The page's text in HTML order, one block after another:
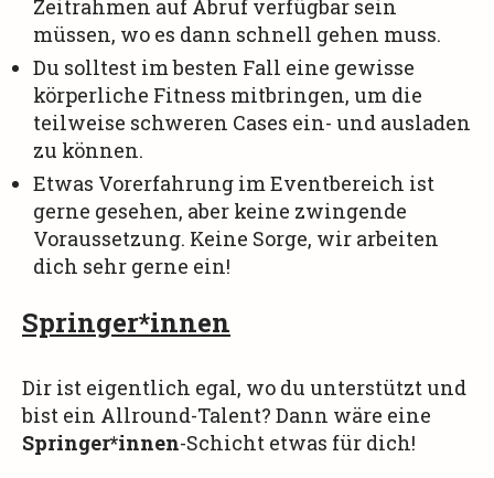
Zeitrahmen auf Abruf verfügbar sein
müssen, wo es dann schnell gehen muss.
Du solltest im besten Fall eine gewisse
körperliche Fitness mitbringen, um die
teilweise schweren Cases ein- und ausladen
zu können.
Etwas Vorerfahrung im Eventbereich ist
gerne gesehen, aber keine zwingende
Voraussetzung. Keine Sorge, wir arbeiten
dich sehr gerne ein!
Springer*innen
Dir ist eigentlich egal, wo du unterstützt und
bist ein Allround-Talent? Dann wäre eine
Springer*innen-Schicht etwas für dich!